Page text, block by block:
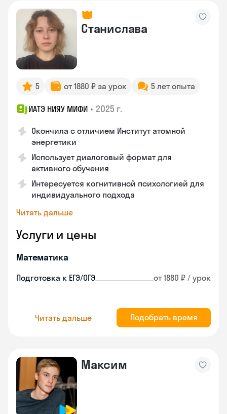
Станислава
5 от 1880 ₽ за урок 5 лет опыта
ИАТЭ НИЯУ МИФИ • 2025 г.
Окончила с отличием Институт атомной
энергетики
Использует диалоговый формат для
активного обучения
Интересуется когнитивной психологией для
индивидуального подхода
Читать дальше
Услуги и цены
Математика
Подготовка к ЕГЭ/ОГЭ от 1880 ₽ / урок
Читать дальше Подобрать время
Максим